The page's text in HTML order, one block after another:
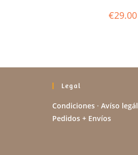
€29.00
Legal
Condiciones· Avíso legál
Pedidos + Envíos